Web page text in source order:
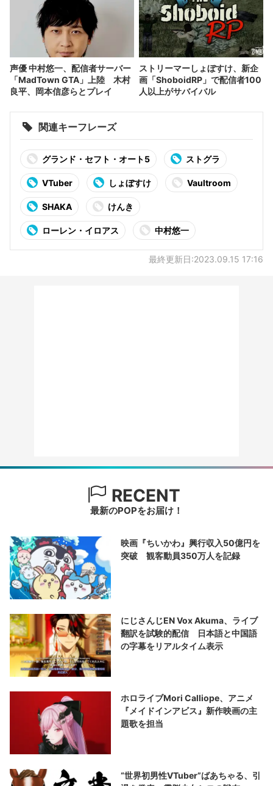
声優 中村悠一、配信者サーバー
「MadTown GTA」上陸 木村
良平、岡本信彦らとプレイ
ストリーマーしょぼすけ、新企
画「ShoboidRP」で配信者100
人以上がサバイバル
関連キーフレーズ
グランド・セフト・オート5 ストグラ
VTuber しょぼすけ Vaultroom
SHAKA けんき
ローレン・イロアス 中村悠一
最終更新日:2023.09.15 17:16
RECENT
最新のPOPをお届け！
映画『ちいかわ』興行収入50億円を
突破 観客動員350万人を記録
にじさんじEN Vox Akuma、ライブ
翻訳を試験的配信 日本語と中国語
の字幕をリアルタイム表示
ホロライブMori Calliope、アニメ
『メイドインアビス』新作映画の主
題歌を担当
“世界初男性VTuber”ばあちゃる、引